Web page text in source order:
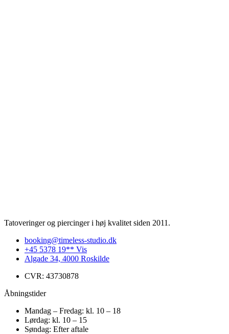
Tatoveringer og piercinger i høj kvalitet siden 2011.
booking@timeless-studio.dk
+45 5378 19** Vis
Algade 34, 4000 Roskilde
CVR: 43730878
Åbningstider
Mandag – Fredag: kl. 10 – 18
Lørdag: kl. 10 – 15
Søndag: Efter aftale